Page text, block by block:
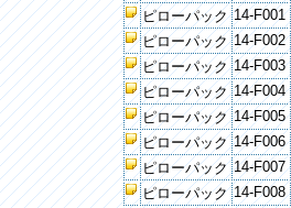
ピローパック 14-F001
ピローパック 14-F002
ピローパック 14-F003
ピローパック 14-F004
ピローパック 14-F005
ピローパック 14-F006
ピローパック 14-F007
ピローパック 14-F008